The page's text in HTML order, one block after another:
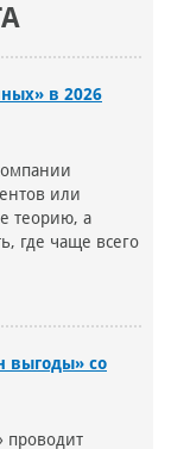
в 2026
или
теорию, а
где чаще всего
выгоды» со
проводит